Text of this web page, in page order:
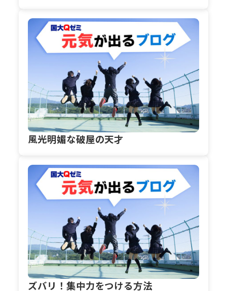
風光明媚な破屋の天才
ズバリ！集中力をつける方法